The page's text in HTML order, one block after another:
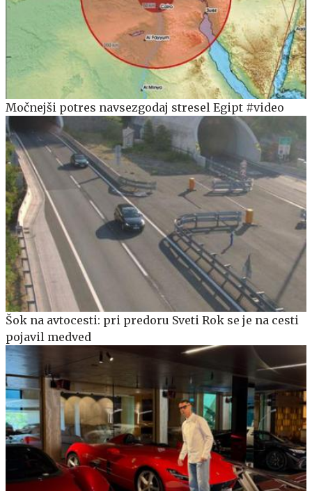
Močnejši potres navsezgodaj stresel Egipt #video
Šok na avtocesti: pri predoru Sveti Rok se je na cesti
pojavil medved